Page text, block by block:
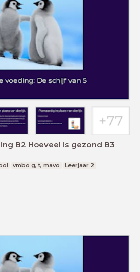
B2 Hoeveel is gezond B3
vmbo g, t, mavo Leerjaar 2